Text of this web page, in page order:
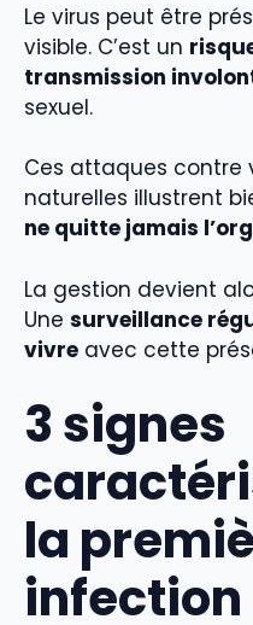
Le virus peut être
visible. C’est un
transmission
sexuel.
Ces attaques contre
naturelles illustrent
ne quitte jamais
La gestion devient
Une surveillance
vivre avec cette
3 signes
la
infection